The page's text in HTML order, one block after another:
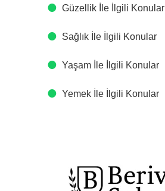
Güzellik İle İlgili Konular
Sağlık İle İlgili Konular
Yaşam İle İlgili Konular
Yemek İle İlgili Konular